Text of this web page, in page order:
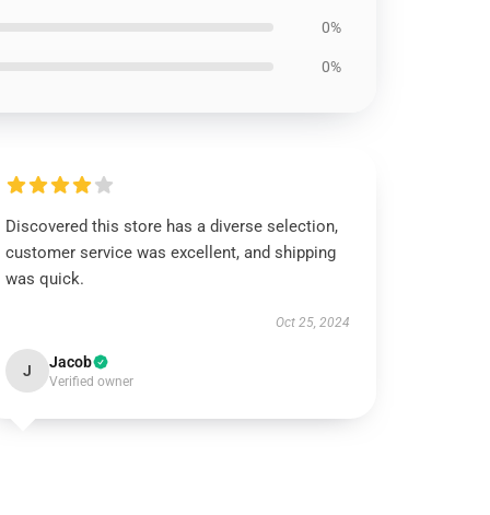
0%
0%
Discovered this store has a diverse selection,
customer service was excellent, and shipping
was quick.
Oct 25, 2024
J Jacob
Verified owner